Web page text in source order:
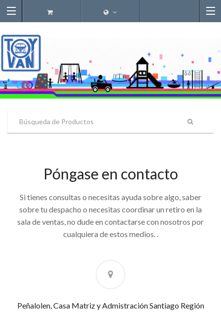
Póngase en contacto
Si tienes consultas o necesitas ayuda sobre algo, saber
sobre tu despacho o necesitas coordinar un retiro en la
sala de ventas, no dude en contactarse con nosotros por
cualquiera de estos medios. .
Peñalolen, Casa Matriz y Admistración Santiago Región